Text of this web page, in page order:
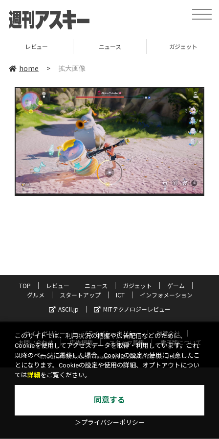
toggle
レビュー ニュース ガジェット
home > 拡大画像
TOP レビュー ニュース ガジェット
ゲーム
グルメ
スタートアップ ICT
インフォメーション
ASCII.jp
MITテクノロジーレビュー
サイトポリシー プライバシーポリシー
運営会社
お問い合わせ
広告掲載 スタッフ募集
電子版について
©KADOKAWA ASCII Research Laboratories, Inc. 2026
このサイトでは、利用状況の把握や広告配信などのために、
Cookieを使用してアクセスデータを取得・利用しています。これ
以降のページに遷移した場合、Cookieの設定や使用に同意したこ
とになります。Cookieの設定や使用の詳細、オプトアウトについ
ては詳細 をご覧ください。
同意する
＞プライバシーポリシー